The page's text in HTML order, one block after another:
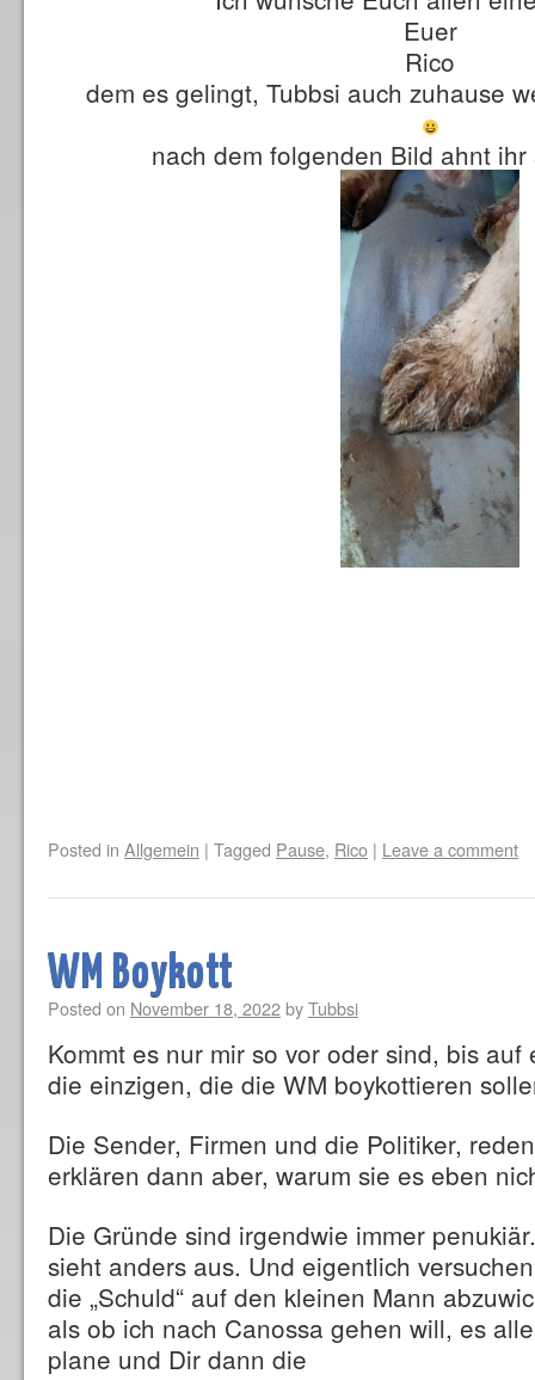
Euer
Rico
dem es gelingt, Tubbsi auch zuhause
nach dem folgenden Bild ahnt
Posted in Allgemein | Tagged Pause, Rico | Leave a comment
WM Boykott
Posted on November 18, 2022byTubbsi
Kommt es nur mir so vor oder sind, bis
die einzigen, die die WM boykottieren
Die Sender, Firmen und die Politiker,
erklären dann aber, warum sie es eben
Die Gründe sind irgendwie immer
sieht anders aus. Und eigentlich
die „Schuld“ auf den kleinen Mann
als ob ich nach Canossa gehen will, es
plane und Dir dann die